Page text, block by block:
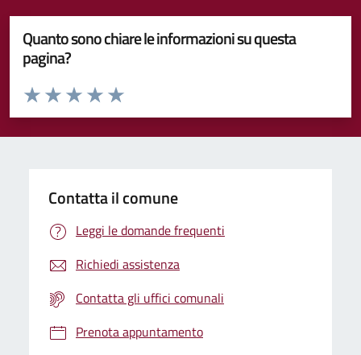
Quanto sono chiare le informazioni su questa
pagina?
Valuta da 1 a 5 stelle la pagina
Valuta 5 stelle su 5
Valuta 4 stelle su 5
Valuta 3 stelle su 5
Valuta 2 stelle su 5
Valuta 1 stelle su 5
Contatta il comune
Leggi le domande frequenti
Richiedi assistenza
Contatta gli uffici comunali
Prenota appuntamento